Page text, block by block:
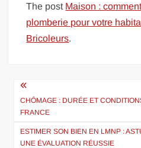
The post Maison :
plomberie pour votre
Bricoleurs.
Navigation
de
l’article
CHÔMAGE : DURÉE ET
FRANCE
ESTIMER SON BIEN EN LMNP :
UNE ÉVALUATION RÉUSSIE